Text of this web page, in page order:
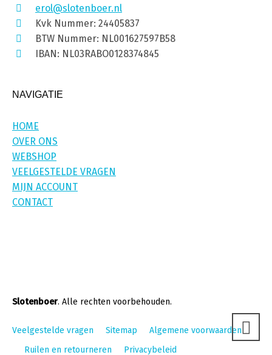
erol@slotenboer.nl
Kvk Nummer: 24405837
BTW Nummer: NL001627597B58
IBAN: NL03RABO0128374845
NAVIGATIE
HOME
OVER ONS
WEBSHOP
VEELGESTELDE VRAGEN
MIJN ACCOUNT
CONTACT
Slotenboer. Alle rechten voorbehouden.
Veelgestelde vragen Sitemap
Algemene voorwaarden
Ruilen en retourneren
Privacybeleid